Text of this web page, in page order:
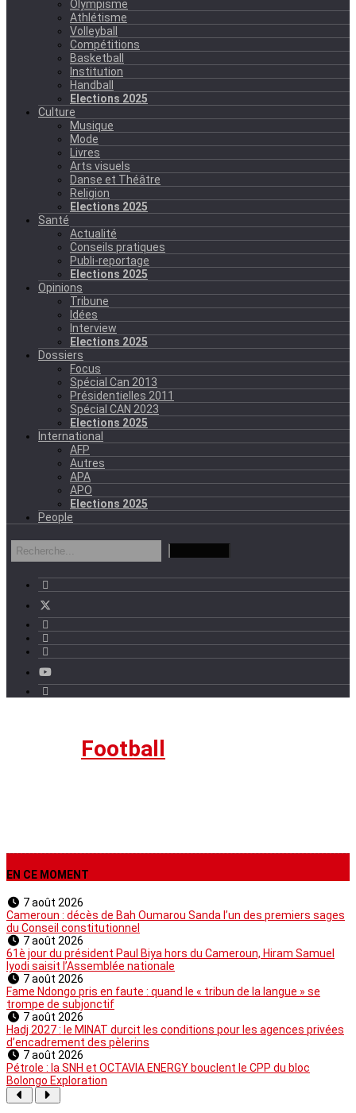
Olympisme
Athlétisme
Volleyball
Compétitions
Basketball
Institution
Handball
Elections 2025
Culture
Musique
Mode
Livres
Arts visuels
Danse et Théâtre
Religion
Elections 2025
Santé
Actualité
Conseils pratiques
Publi-reportage
Elections 2025
Opinions
Tribune
Idées
Interview
Elections 2025
Dossiers
Focus
Spécial Can 2013
Présidentielles 2011
Spécial CAN 2023
Elections 2025
International
AFP
Autres
APA
APO
Elections 2025
People
Football
EN CE MOMENT
7 août 2026
Cameroun : décès de Bah Oumarou Sanda l’un des premiers sages
du Conseil constitutionnel
7 août 2026
61è jour du président Paul Biya hors du Cameroun, Hiram Samuel
Iyodi saisit l’Assemblée nationale
7 août 2026
Fame Ndongo pris en faute : quand le « tribun de la langue » se
trompe de subjonctif
7 août 2026
Hadj 2027 : le MINAT durcit les conditions pour les agences privées
d’encadrement des pèlerins
7 août 2026
Pétrole : la SNH et OCTAVIA ENERGY bouclent le CPP du bloc
Bolongo Exploration